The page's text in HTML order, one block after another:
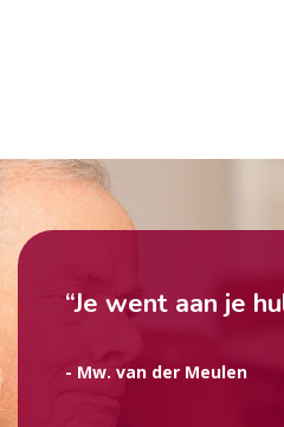
“Je went aan je
- Mw. van der Meulen